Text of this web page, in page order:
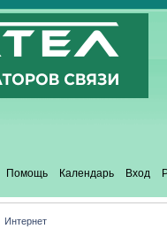
Помощь Календарь Вход
Интернет